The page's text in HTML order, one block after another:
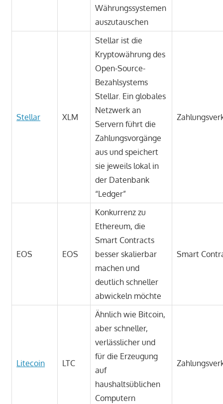
Währungssystemen
auszutauschen
Stellar XLM
Stellar ist die
Kryptowährung des
Open-Source-
Bezahlsystems
Stellar. Ein globales
Netzwerk an
Servern führt die
Zahlungsvorgänge
aus und speichert
sie jeweils lokal in
der Datenbank
“Ledger”
EOS EOS
Konkurrenz zu
Ethereum, die
Smart Contracts
besser skalierbar
machen und
deutlich schneller
abwickeln möchte
Smart
Litecoin LTC
Ähnlich wie Bitcoin,
aber schneller,
verlässlicher und
für die Erzeugung
auf
haushaltsüblichen
Computern